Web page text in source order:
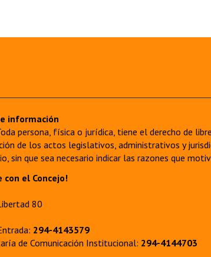
información
persona, física o jurídica, tiene el derecho de
de los actos legislativos, administrativos y
sin que sea necesario indicar las razones que
con el Concejo!
80
294-4143579
de Comunicación Institucional: 294-4144703